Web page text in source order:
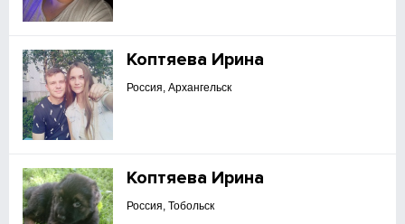
Коптяева Ирина
Россия, Архангельск
Коптяева Ирина
Россия, Тобольск